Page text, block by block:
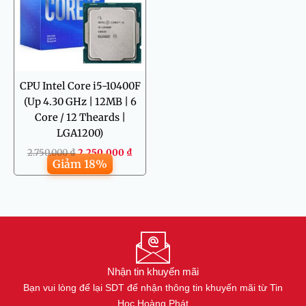
CPU Intel Core i5-10400F
(Up 4.30 GHz | 12MB | 6
Core / 12 Theards |
LGA1200)
2.750.000₫2.250.000 ₫
Giảm 18%
Nhận tin khuyến mãi
Bạn vui lòng để lại SDT để nhận thông tin khuyến mãi từ Tin
Học Hoàng Phát